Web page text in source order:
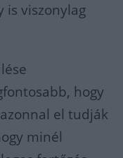
is viszonylag
hogy
el tudják
minél